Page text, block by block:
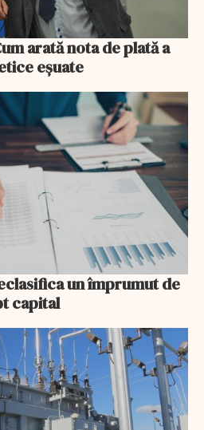
arată nota de plată a
eșuate
un împrumut de
capital